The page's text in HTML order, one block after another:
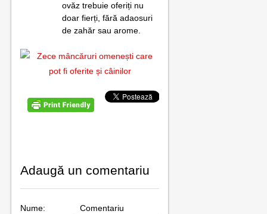
ovăz trebuie oferiți nu
doar fierți, fără adaosuri
de zahăr sau arome.
Adaugă un comentariu
Comentariu
Nume: